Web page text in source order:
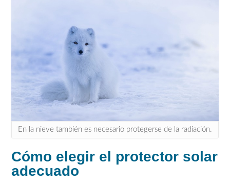
En la nieve también es necesario protegerse de la radiación.
Cómo elegir el protector solar
adecuado